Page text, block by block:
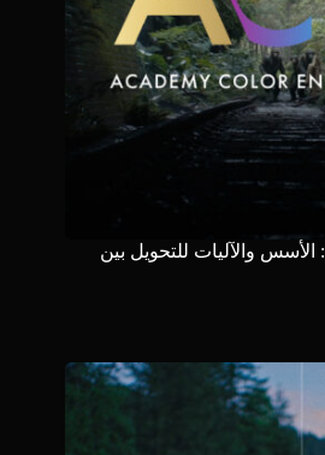
Color Space Transformation: الأسس والآليات للتحويل بين